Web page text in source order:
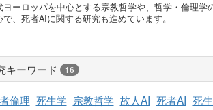
ヨーロッパを中心とする宗教哲学や、哲学・倫理
で、死者AIに関する研究も進めています。
キーワード 16
倫理 死生学 宗教哲学 故人AI 死者AI 死